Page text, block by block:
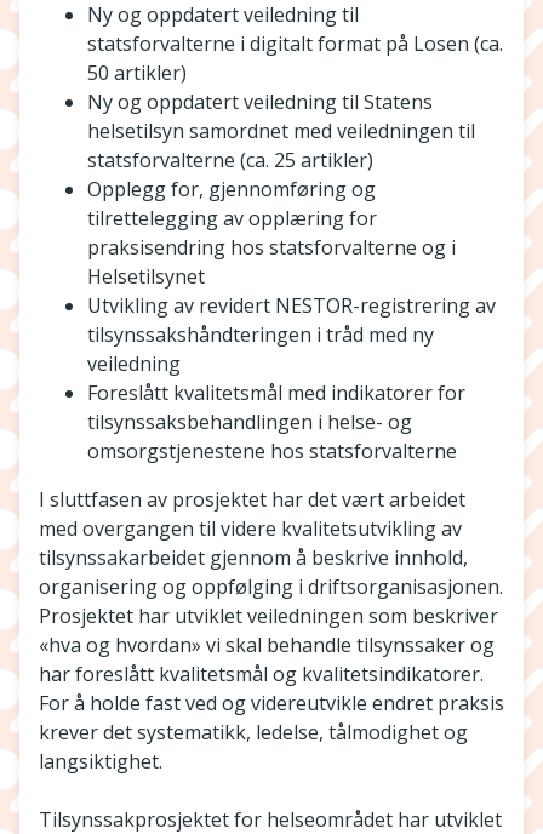
Ny og oppdatert veiledning til
statsforvalterne i digitalt format på Losen (ca.
50 artikler)
Ny og oppdatert veiledning til Statens
helsetilsyn samordnet med veiledningen til
statsforvalterne (ca. 25 artikler)
Opplegg for, gjennomføring og
tilrettelegging av opplæring for
praksisendring hos statsforvalterne og i
Helsetilsynet
Utvikling av revidert NESTOR-registrering av
tilsynssakshåndteringen i tråd med ny
veiledning
Foreslått kvalitetsmål med indikatorer for
tilsynssaksbehandlingen i helse- og
omsorgstjenestene hos statsforvalterne
I sluttfasen av prosjektet har det vært arbeidet
med overgangen til videre kvalitetsutvikling av
tilsynssakarbeidet gjennom å beskrive innhold,
organisering og oppfølging i driftsorganisasjonen.
Prosjektet har utviklet veiledningen som beskriver
«hva og hvordan» vi skal behandle tilsynssaker og
har foreslått kvalitetsmål og kvalitetsindikatorer.
For å holde fast ved og videreutvikle endret praksis
krever det systematikk, ledelse, tålmodighet og
langsiktighet.
Tilsynssakprosjektet for helseområdet har utviklet